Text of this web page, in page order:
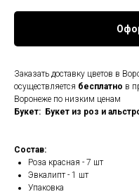
Заказать доставку цветов в
осуществляется бесплатно в
Воронеже по низким ценам
Букет: Букет из роз и
Состав:
Роза красная - 7 шт
Эвкалипт - 1 шт
Упаковка